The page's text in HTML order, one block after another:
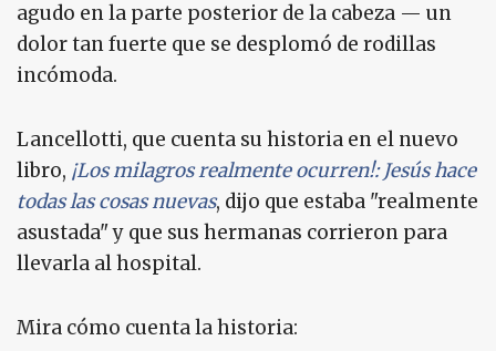
agudo en la parte posterior de la cabeza — un
dolor tan fuerte que se desplomó de rodillas
incómoda.
Lancellotti, que cuenta su historia en el nuevo
libro, ¡Los milagros realmente ocurren!: Jesús hace
todas las cosas nuevas, dijo que estaba "realmente
asustada" y que sus hermanas corrieron para
llevarla al hospital.
Mira cómo cuenta la historia: